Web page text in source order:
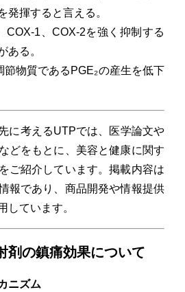
発揮すると言える。
COX-1、COX-2を強く抑制する
ある。
物質であるPGE₂の産生を低下
に考えるUTPでは、医学論文や
どをもとに、美容と健康に関す
ご紹介しています。掲載内容は
報であり、商品開発や情報提供
しています。
剤の鎮痛効果について
ニズム